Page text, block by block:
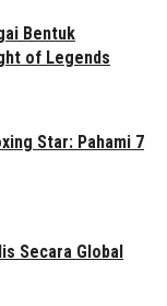
Bentuk
of Legends
Star: Pahami 7
Secara Global